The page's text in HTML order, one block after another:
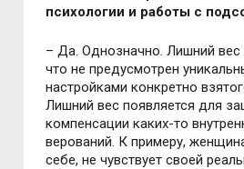
психологии и работы с
– Да. Однозначно. Лишний вес
что не предусмотрен
настройками конкретно
Лишний вес появляется для
компенсации каких-то
верований. К примеру,
себе, не чувствует своей